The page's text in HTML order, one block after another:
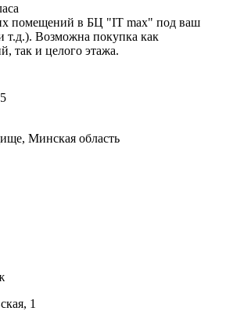
помещений в БЦ "IT max" под ваш
т.д.). Возможна покупка как
так и целого этажа.
Минская область
1